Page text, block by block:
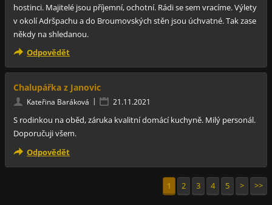
hostinci. Majitelé jsou příjemní, ochotní. Rádi se sem vracíme. Výlety
v okolí Adršpachu a do Broumovských stěn jsou úchvatné. Tak zase
někdy na shledanou.
Odpovědět
Chalupářka z Janovic
Kateřina Baráková | 21.11.2021
S rodinkou na oběd, záruka kvalitní domácí kuchyně. Milý personál.
Doporučuji všem.
Odpovědět
1 2 3 4 5 > >>